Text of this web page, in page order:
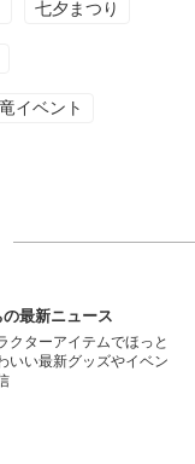
七夕まつり
イベント
最新ニュース
クターアイテムでほっと
いい最新グッズやイベン